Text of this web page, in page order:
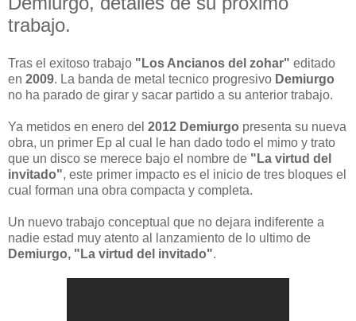
trabajo.
Tras el exitoso trabajo "Los Ancianos del zohar" editado
en 2009. La banda de metal tecnico progresivo Demiurgo
no ha parado de girar y sacar partido a su anterior trabajo.
Ya metidos en enero del 2012 Demiurgo presenta su nueva
obra, un primer Ep al cual le han dado todo el mimo y trato
que un disco se merece bajo el nombre de "La virtud del
invitado", este primer impacto es el inicio de tres bloques el
cual forman una obra compacta y completa.
Un nuevo trabajo conceptual que no dejara indiferente a
nadie estad muy atento al lanzamiento de lo ultimo de
Demiurgo, "La virtud del invitado".